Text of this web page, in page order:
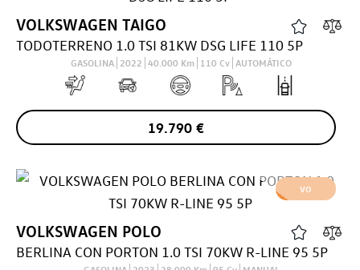
VOLKSWAGEN TAIGO
TODOTERRENO 1.0 TSI 81KW DSG LIFE 110 5P
GASOLINA 2022 40.000 Km 110 Cv AUTOMÁTICO
19.790 €
VO
VOLKSWAGEN POLO
BERLINA CON PORTON 1.0 TSI 70KW R-LINE 95 5P